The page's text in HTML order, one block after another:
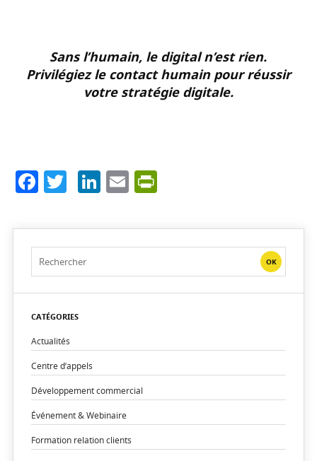
Sans l’humain, le digital n’est rien.
Privilégiez le contact humain pour réussir
votre stratégie digitale.
Facebook
Twitter
LinkedIn
EmailPrintFriendly
CATÉGORIES
Actualités
Centre d’appels
Développement commercial
Événement & Webinaire
Formation relation clients